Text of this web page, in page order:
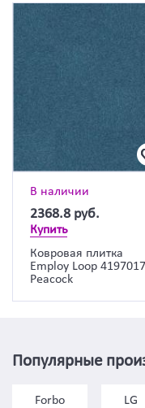
В наличии
2368.8 руб.
Купить
Ковровая плитка
Employ Loop 4197017
Peacock
Популярные
Forbo LG